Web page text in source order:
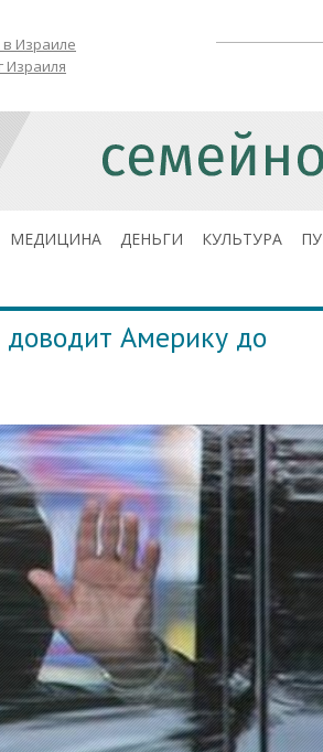
Израиле
Израиля
МЕДИЦИНА ДЕНЬГИ КУЛЬТУРА
доводит Америку до